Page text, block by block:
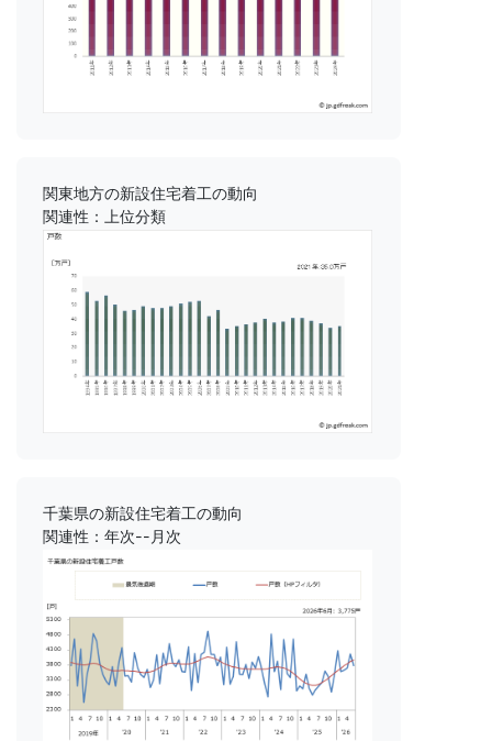
関東地方の新設住宅着工の動向
関連性：上位分類
千葉県の新設住宅着工の動向
関連性：年次--月次